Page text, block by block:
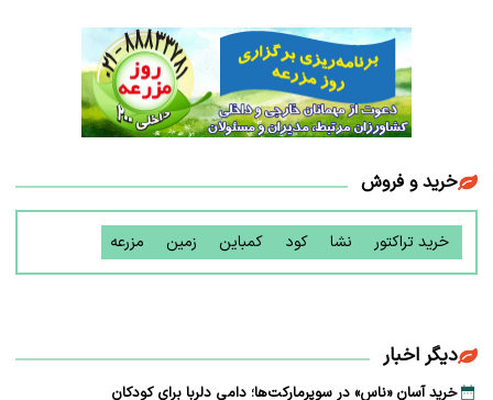
خرید و فروش
خرید تراکتور نشا کود کمباین زمین مزرعه
دیگر اخبار
خرید آسان «ناس» در سوپرمارکت‌ها؛ دامی دلربا برای کودکان